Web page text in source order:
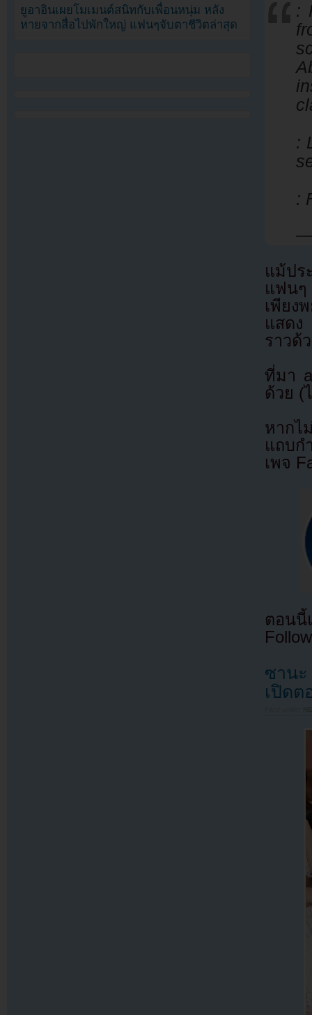
:
:
:
—
แม้ปร
แฟน
เพียง
แสดง
ราวด้
ที่มา
ด้วย (
หากไ
แถบก
เพจ
ตอนนี้
ซานะ
เปิดต
ยูอาอินเผยโมเมนต์สนิทกับเพื่อนหนุ่ม หลัง
หายจากสื่อไปพักใหญ่ แฟนๆจับตาชีวิตล่าสุด